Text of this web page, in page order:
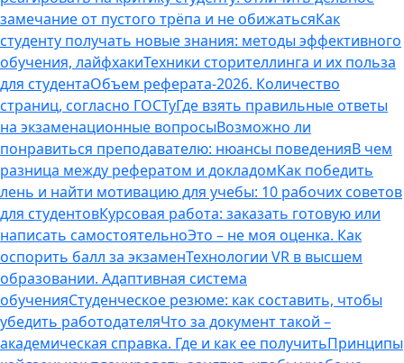
замечание от пустого трёпа и не обижатьсяКак
студенту получать новые знания: методы эффективного
обучения, лайфхакиТехники сторителлинга и их польза
для студентаОбъем реферата-2026. Количество
страниц, согласно ГОСТуГде взять правильные ответы
на экзаменационные вопросыВозможно ли
понравиться преподавателю: нюансы поведенияВ чем
разница между рефератом и докладомКак победить
лень и найти мотивацию для учебы: 10 рабочих советов
для студентовКурсовая работа: заказать готовую или
написать самостоятельноЭто – не моя оценка. Как
оспорить балл за экзаменТехнологии VR в высшем
образовании. Адаптивная система
обученияСтуденческое резюме: как составить, чтобы
убедить работодателяЧто за документ такой –
академическая справка. Где и как ее получитьПринципы